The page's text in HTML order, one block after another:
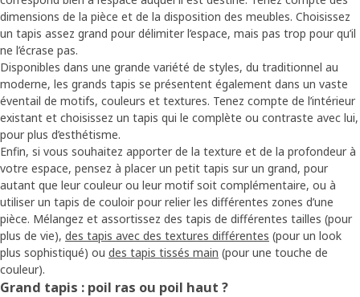
dimensions de la pièce et de la disposition des meubles. Choisissez
un tapis assez grand pour délimiter l’espace, mais pas trop pour qu’il
ne l’écrase pas.
Disponibles dans une grande variété de styles, du traditionnel au
moderne, les grands tapis se présentent également dans un vaste
éventail de motifs, couleurs et textures. Tenez compte de l’intérieur
existant et choisissez un tapis qui le complète ou contraste avec lui,
pour plus d’esthétisme.
Enfin, si vous souhaitez apporter de la texture et de la profondeur à
votre espace, pensez à placer un petit tapis sur un grand, pour
autant que leur couleur ou leur motif soit complémentaire, ou à
utiliser un tapis de couloir pour relier les différentes zones d’une
pièce. Mélangez et assortissez des tapis de différentes tailles (pour
plus de vie), des tapis avec des textures différentes (pour un look
plus sophistiqué) ou des tapis tissés main (pour une touche de
couleur).
Grand tapis : poil ras ou poil haut ?